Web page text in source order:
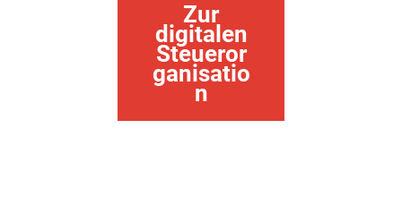
Zur
digitalen
Steueror
ganisatio
n